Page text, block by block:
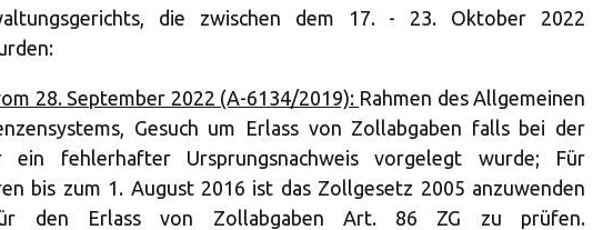
die zwischen dem 17. - 23. Oktober 2022
28. September 2022 (A-6134/2019): Rahmen des Allgemeinen
Gesuch um Erlass von Zollabgaben falls bei der
ein fehlerhafter Ursprungsnachweis vorgelegt wurde; Für
bis zum 1. August 2016 ist das Zollgesetz 2005 anzuwenden
den Erlass von Zollabgaben Art. 86 ZG zu prüfen.